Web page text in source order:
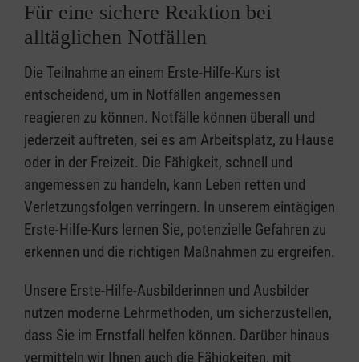
Für eine sichere Reaktion bei
alltäglichen Notfällen
Die Teilnahme an einem Erste-Hilfe-Kurs ist
entscheidend, um in Notfällen angemessen
reagieren zu können. Notfälle können überall und
jederzeit auftreten, sei es am Arbeitsplatz, zu Hause
oder in der Freizeit. Die Fähigkeit, schnell und
angemessen zu handeln, kann Leben retten und
Verletzungsfolgen verringern. In unserem eintägigen
Erste-Hilfe-Kurs lernen Sie, potenzielle Gefahren zu
erkennen und die richtigen Maßnahmen zu ergreifen.
Unsere Erste-Hilfe-Ausbilderinnen und Ausbilder
nutzen moderne Lehrmethoden, um sicherzustellen,
dass Sie im Ernstfall helfen können. Darüber hinaus
vermitteln wir Ihnen auch die Fähigkeiten, mit